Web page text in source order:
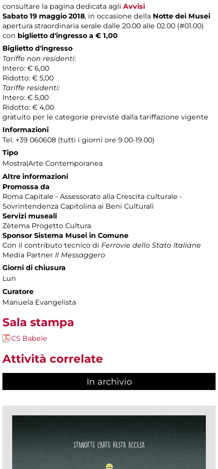
consultare la pagina dedicata agli Avvisi
Sabato 19 maggio 2018, in occasione della Notte dei Musei
apertura straordinaria serale dalle 20.00 alle 02.00 (#01.00)
con biglietto d'ingresso a € 1,00
Biglietto d'ingresso
Tariffe non residenti:
Intero: € 6,00
Ridotto: € 5,00
Tariffe residenti:
Intero: € 5,00
Ridotto: € 4,00
gratuito per le categorie previste dalla tariffazione vigente
Informazioni
Tel. +39 060608 (tutti i giorni ore 9.00-19.00)
Tipo
Mostra|Arte Contemporanea
Altre informazioni
Promossa da
Roma Capitale - Assessorato alla Crescita culturale -
Sovrintendenza Capitolina ai Beni Culturali
Servizi museali
Zètema Progetto Cultura
Sponsor Sistema Musei in Comune
Con il contributo tecnico di Ferrovie dello Stato Italiane
Media Partner Il Messaggero
Giorni di chiusura
Lun
Curatore
Manuela Evangelista
Sala stampa
CS Babele
Attività correlate
In archivio